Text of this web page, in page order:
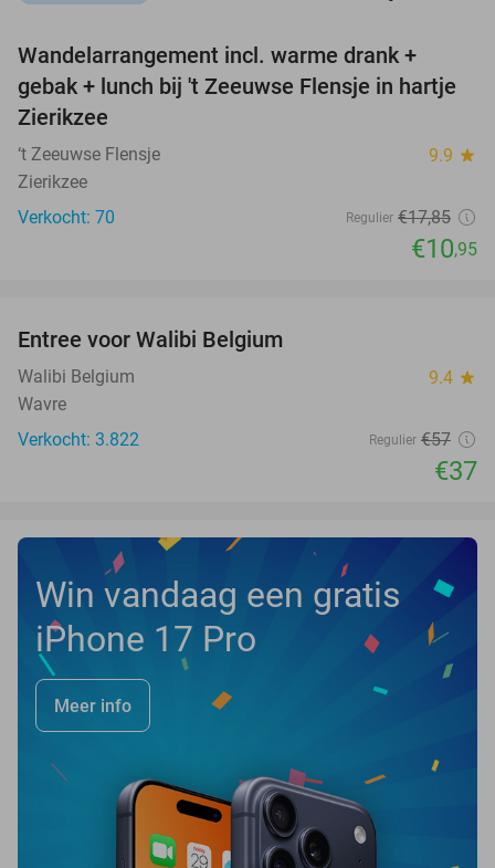
TODAY
Wandelarrangement incl. warme drank +
gebak + lunch bij 't Zeeuwse Flensje in hartje
Zierikzee
‘t Zeeuwse Flensje 9.9 star
Zierikzee
Verkocht: 70
Regulier €17,85
€10,95
Entree voor Walibi Belgium
Walibi Belgium 9.4 star
Wavre
Verkocht: 3.822
Regulier €57
€37
Win vandaag een gratis
iPhone 17 Pro
Meer info